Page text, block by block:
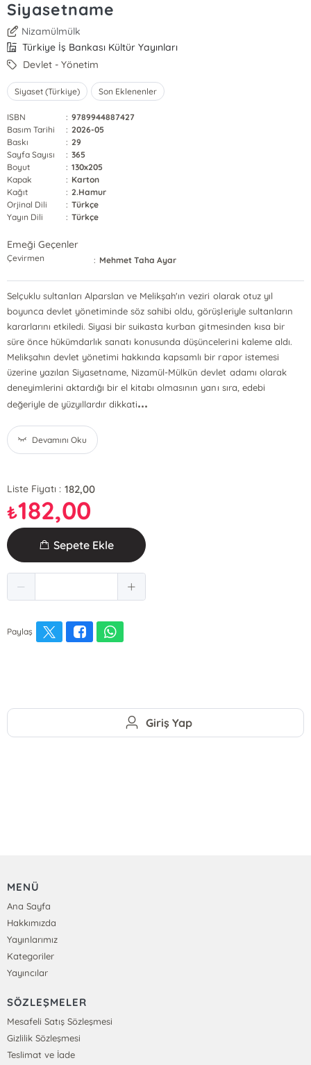
Siyasetname
Nizamülmülk
Türkiye İş Bankası Kültür Yayınları
Devlet - Yönetim
Siyaset (Türkiye) Son Eklenenler
ISBN : 9789944887427
Basım Tarihi
: 2026-05
Baskı
: 29
Sayfa Sayısı
: 365
Boyut
: 130x205
Kapak
: Karton
Kağıt
: 2.Hamur
Orjinal Dili
: Türkçe
Yayın Dili
: Türkçe
Emeği Geçenler
Çevirmen : Mehmet Taha Ayar
Selçuklu sultanları Alparslan ve Melikşah'ın veziri olarak otuz yıl
boyunca devlet yönetiminde söz sahibi oldu, görüşleriyle sultanların
kararlarını etkiledi. Siyasi bir suikasta kurban gitmesinden kısa bir
süre önce hükümdarlık sanatı konusunda düşüncelerini kaleme aldı.
Melikşahın devlet yönetimi hakkında kapsamlı bir rapor istemesi
üzerine yazılan Siyasetname, Nizamül-Mülkün devlet adamı olarak
deneyimlerini aktardığı bir el kitabı olmasının yanı sıra, edebi
değeriyle de yüzyıllardır dikkati...
Devamını Oku
Liste Fiyatı : 182,00
₺182,00
Sepete Ekle
Paylaş
Giriş Yap
MENÜ
Ana Sayfa
Hakkımızda
Yayınlarımız
Kategoriler
Yayıncılar
SÖZLEŞMELER
Mesafeli Satış Sözleşmesi
Gizlilik Sözleşmesi
Teslimat ve İade